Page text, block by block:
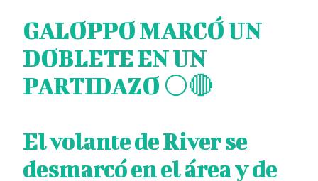
GALOPPO MARCÓ UN
DOBLETE EN UN
PARTIDAZO ⚪🔴
El volante de River se
desmarcó en el área y de